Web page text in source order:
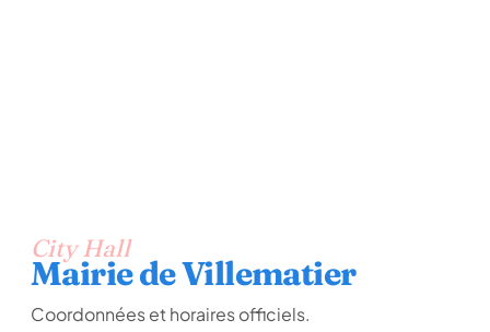
City Hall
Mairie de Villematier
Coordonnées et horaires officiels.